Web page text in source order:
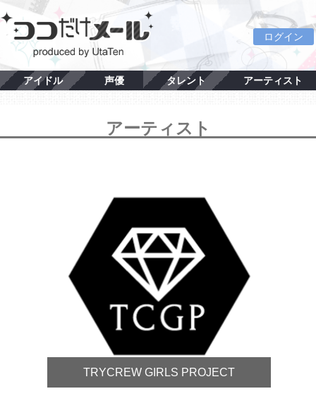
ログイン
アイドル 声優 タレント アーティスト
アーティスト
TRYCREW GIRLS PROJECT